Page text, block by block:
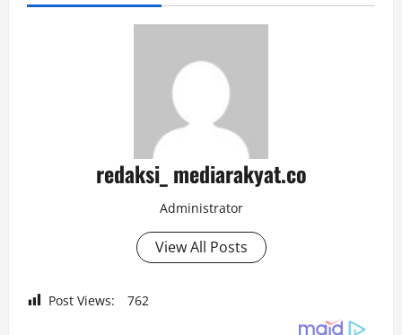
redaksi_ mediarakyat.co
Administrator
View All Posts
Post Views: 762